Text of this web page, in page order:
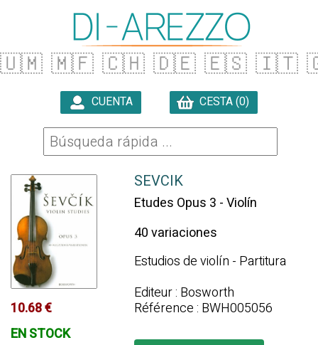
🇺🇲 🇲🇫 🇨🇭 🇩🇪 🇪🇸 🇮🇹
CUENTA CESTA (0)
10.68 €
EN STOCK
SEVCIK
Etudes Opus 3 - Violín
40 variaciones
Estudios de violín - Partitura
Editeur : Bosworth
Référence : BWH005056